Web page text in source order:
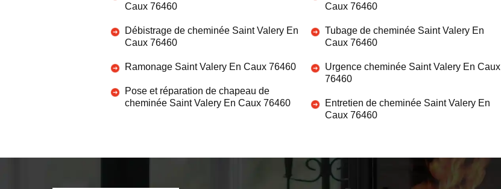
Caux 76460
Débistrage de cheminée Saint Valery En
Caux 76460
Ramonage Saint Valery En Caux 76460
Pose et réparation de chapeau de
cheminée Saint Valery En Caux 76460
Caux 76460
Tubage de cheminée Saint Valery En
Caux 76460
Urgence cheminée Saint Valery En Caux
76460
Entretien de cheminée Saint Valery En
Caux 76460